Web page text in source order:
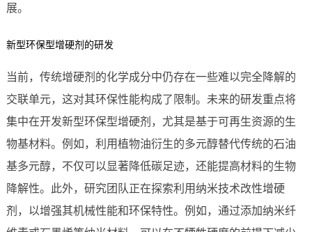
展。
新型环保型增硬剂的研发
当前，传统增硬剂的化学成分中仍存在一些难以完全降解的
交联单元，这对其环保性能构成了限制。未来的研发重点将
集中在开发新型环保型增硬剂，尤其是基于可再生资源的生
物基材料。例如，利用植物油衍生的多元醇替代传统的石油
基多元醇，不仅可以显著降低碳足迹，还能提高材料的生物
降解性。此外，研究团队正在探索利用纳米技术改性增硬
剂，以增强其机械性能和环保特性。例如，通过添加纳米纤